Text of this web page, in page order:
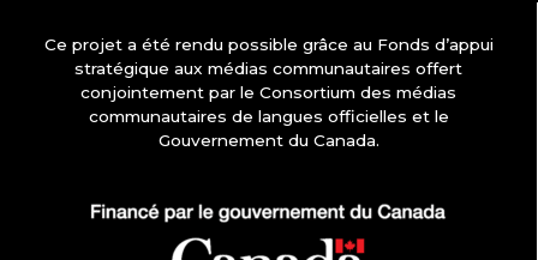
Ce projet a été rendu possible grâce au Fonds d’appui
stratégique aux médias communautaires offert
conjointement par le Consortium des médias
communautaires de langues officielles et le
Gouvernement du Canada.